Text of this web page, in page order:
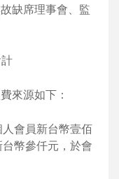
缺席理事會、監
來源如下：
會員新台幣壹佰
幣參仟元，於會